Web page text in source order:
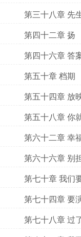
第三十八章 先
第四十二章 扬
第四十六章 答
第五十章 档期
第五十四章 放
第五十八章 你
第六十二章 幸
第六十六章 别
第七十章 我们
第七十四章 要
第七十八章 过